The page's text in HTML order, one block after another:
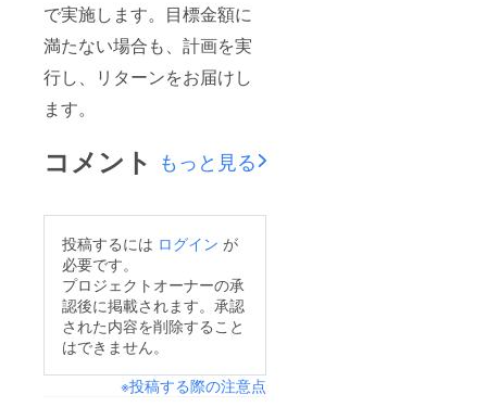
で実施します。目標金額に
満たない場合も、計画を実
行し、リターンをお届けし
ます。
コメント もっと見る
投稿するには ログイン が
必要です。
プロジェクトオーナーの承
認後に掲載されます。承認
された内容を削除すること
はできません。
※投稿する際の注意点